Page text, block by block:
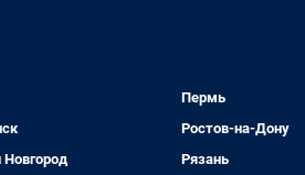
Пермь
Ростов-на-Дону
Рязань